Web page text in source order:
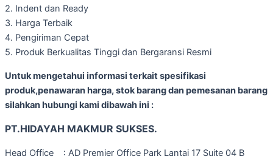
2. Indent dan Ready
3. Harga Terbaik
4. Pengiriman Cepat
5. Produk Berkualitas Tinggi dan Bergaransi Resmi
Untuk mengetahui informasi terkait spesifikasi
produk,penawaran harga, stok barang dan pemesanan barang
silahkan hubungi kami dibawah ini :
PT.HIDAYAH MAKMUR SUKSES.
Head Office : AD Premier Office Park Lantai 17 Suite 04 B